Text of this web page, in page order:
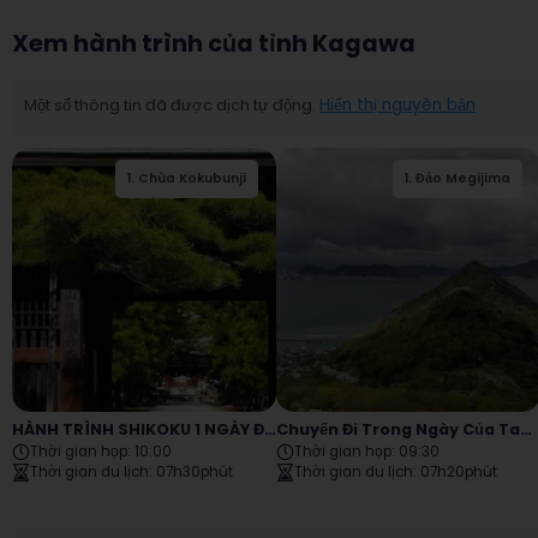
Xem hành trình của tỉnh Kagawa
Một số thông tin đã được dịch tự động. Hiển thị nguyên bản
1. Chùa Kokubunji . Chùa Hakuhoji
HÀNH TRÌNH SHIKOKU 1 NGÀY ĐI BỘ
Thời gian họp: 10:00
Thời gian du lịch: 07h30phút
1. Đảo Megijima
Chuyến Đi Trong Ngày Của Takamatsu Đến Megijima Và Ogijima
Thời gian họp: 09:30
Thời gian du lịch: 07h20phút